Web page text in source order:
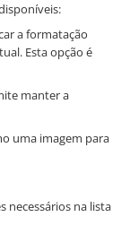
a formatação
Esta opção é
manter a
uma imagem para
necessários na lista